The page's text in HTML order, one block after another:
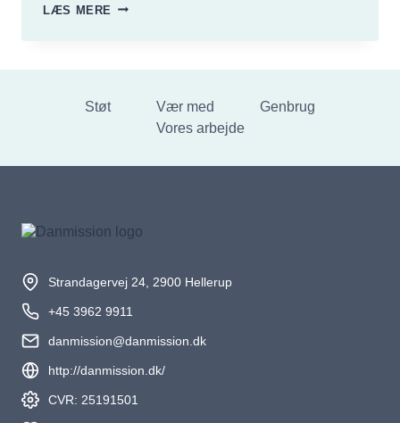
LÆS MERE ADGANG
Støt Vær med
Genbrug
Vores arbejde
Strandagervej 24, 2900 Hellerup
+45 3962 9911
danmission@danmission.dk
http://danmission.dk/
CVR: 25191501